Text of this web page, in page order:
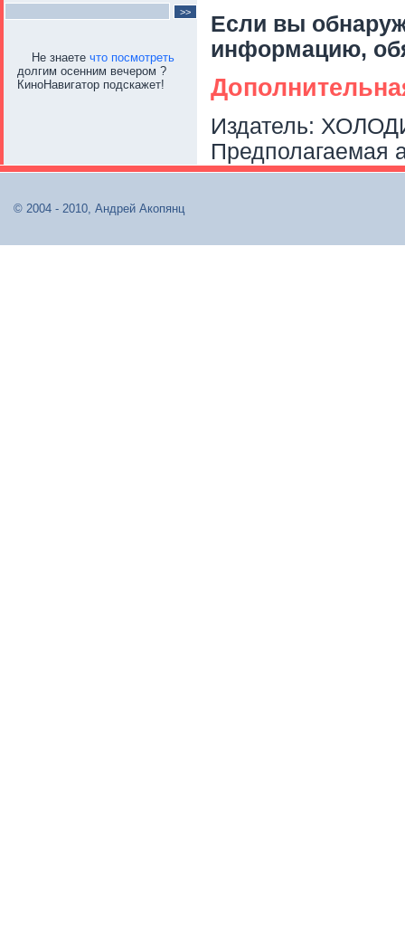
Не знаете что посмотреть
долгим осенним вечером ?
КиноНавигатор подскажет!
Если вы
информацию,
Издатель:
Предполагаемая
© 2004 - 2010, Андрей Акопянц